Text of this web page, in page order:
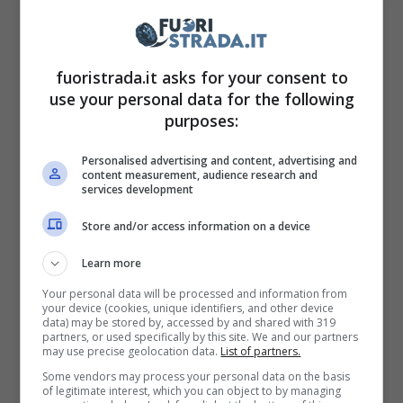
che sono state pubblicate, è stata
immatricolata nel gennaio del 2018, ed è
inutile sottolineare che si tratta di un modello
Il chilometraggio è comunque relativamente
basso, visto che ha percorso 86.649 km, e vi
assicuriamo che il prezzo è
eccezionale considerando
vecchiaia. Il motore è spinto alimentato a
gasolio, con cambio automatico e 190 cavalli
di potenza massima, pari a 140 kW, dunque,
non è previsto il pagamento del superbollo. Ci
fuoristrada.it asks for your consent to
use your personal data for the following
purposes:
Personalised advertising and content, advertising and
content measurement, audience research and
services development
Store and/or access information on a device
Learn more
Your personal data will be processed and information from
your device (cookies, unique identifiers, and other device
data) may be stored by, accessed by and shared with 319
partners, or used specifically by this site. We and our partners
may use precise geolocation data. List of partners.
Some vendors may process your personal data on the basis
of legitimate interest, which you can object to by managing